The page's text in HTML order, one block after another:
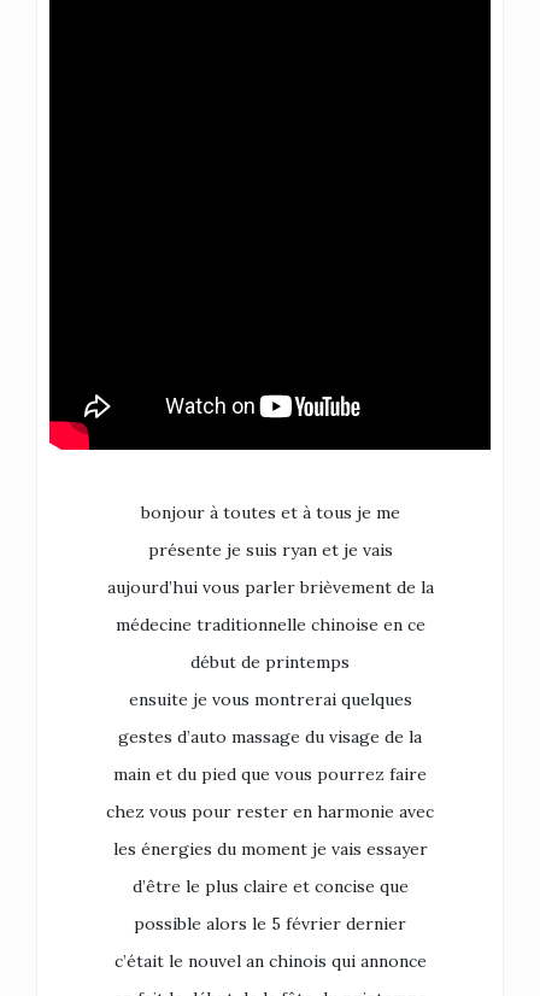
bonjour à toutes et à tous je me
présente je suis ryan et je vais
aujourd’hui vous parler brièvement de la
médecine traditionnelle chinoise en ce
début de printemps
ensuite je vous montrerai quelques
gestes d’auto massage du visage de la
main et du pied que vous pourrez faire
chez vous pour rester en harmonie avec
les énergies du moment je vais essayer
d’être le plus claire et concise que
possible alors le 5 février dernier
c’était le nouvel an chinois qui annonce